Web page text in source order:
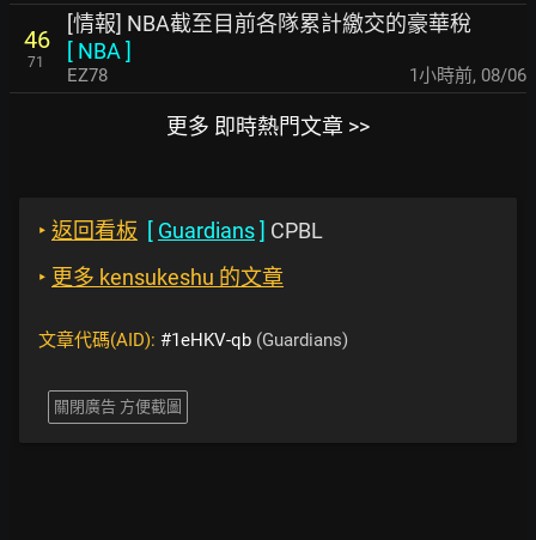
46
71
[情報] NBA截至目前各隊累計繳交的豪華稅
[ NBA ]
EZ78 1小時前, 08/06
更多 即時熱門文章 >>
‣ 返回看板 [ Guardians] CPBL
‣ 更多 kensukeshu 的文章
文章代碼(AID): #1eHKV-qb (Guardians)
關閉廣告 方便截圖